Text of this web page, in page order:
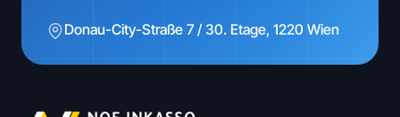
Donau-City-Straße 7 / 30. Etage, 1220 Wien